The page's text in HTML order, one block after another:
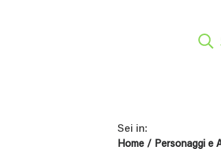
Sei in:
Home / Personaggi e